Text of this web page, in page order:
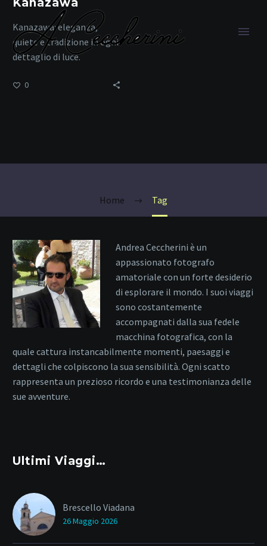
Home Tag
Kanazawa
Kanazawa: eleganza,
quiete e tradizione in ogni
dettaglio di luce.
0
Andrea Ceccherini è un
appassionato fotografo
amatoriale con un forte desiderio
di esplorare il mondo. I suoi viaggi
sono costantemente
accompagnati dalla sua fedele
macchina fotografica, con la
quale cattura instancabilmente momenti, paesaggi e
dettagli che colpiscono la sua sensibilità. Ogni scatto
rappresenta un prezioso ricordo e una testimonianza delle
sue avventure.
Ultimi Viaggi…
Brescello Viadana
26 Maggio 2026